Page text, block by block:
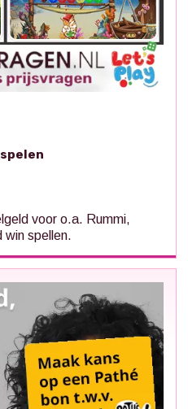
voor o.a. Rummi,
win spellen.